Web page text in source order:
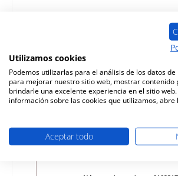
Fireplace Raguza ladrillo
Utilizamos cookies
Podemos utilizarlas para el análisis de los datos
para mejorar nuestro sitio web, mostrar contenido
brindarle una excelente experiencia en el sitio
información sobre las cookies que utilizamos, abre
Aceptar todo